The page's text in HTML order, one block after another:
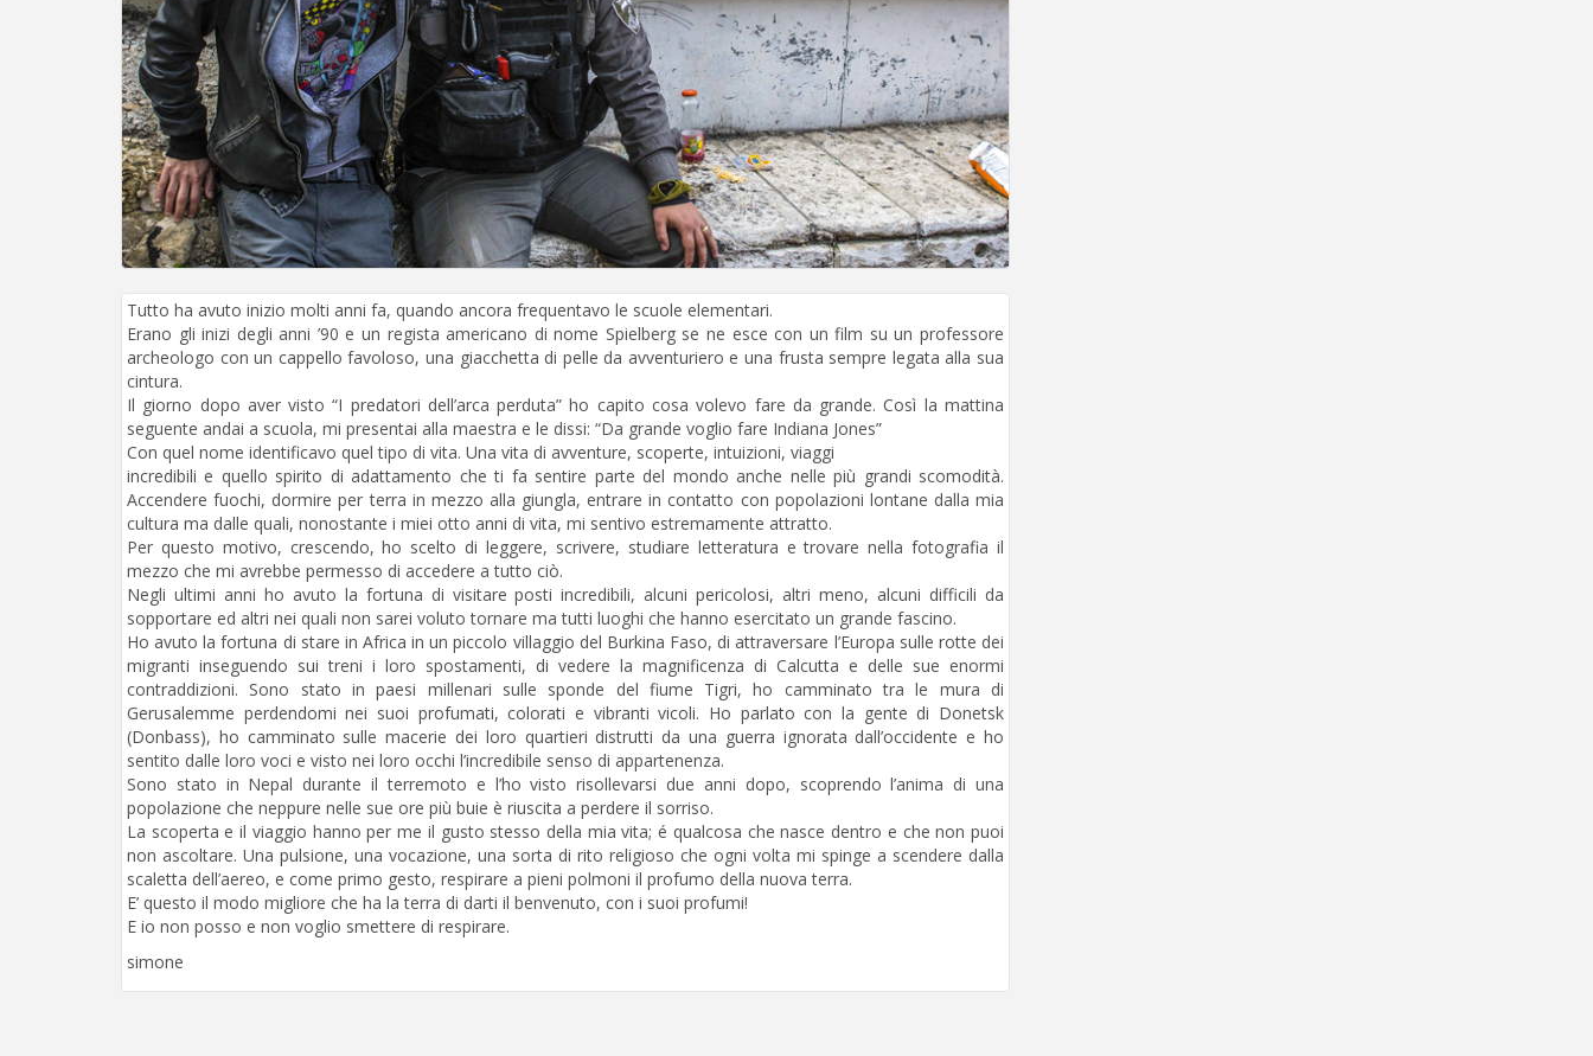
Tutto ha avuto inizio molti anni fa, quando ancora frequentavo le scuole elementari.
Erano gli inizi degli anni ’90 e un regista americano di nome Spielberg se ne esce con un film su un professore
archeologo con un cappello favoloso, una giacchetta di pelle da avventuriero e una frusta sempre legata alla sua
cintura.
Il giorno dopo aver visto “I predatori dell’arca perduta” ho capito cosa volevo fare da grande. Così la mattina
seguente andai a scuola, mi presentai alla maestra e le dissi: “Da grande voglio fare Indiana Jones”
Con quel nome identificavo quel tipo di vita. Una vita di avventure, scoperte, intuizioni, viaggi
incredibili e quello spirito di adattamento che ti fa sentire parte del mondo anche nelle più grandi scomodità.
Accendere fuochi, dormire per terra in mezzo alla giungla, entrare in contatto con popolazioni lontane dalla mia
cultura ma dalle quali, nonostante i miei otto anni di vita, mi sentivo estremamente attratto.
Per questo motivo, crescendo, ho scelto di leggere, scrivere, studiare letteratura e trovare nella fotografia il
mezzo che mi avrebbe permesso di accedere a tutto ciò.
Negli ultimi anni ho avuto la fortuna di visitare posti incredibili, alcuni pericolosi, altri meno, alcuni difficili da
sopportare ed altri nei quali non sarei voluto tornare ma tutti luoghi che hanno esercitato un grande fascino.
Ho avuto la fortuna di stare in Africa in un piccolo villaggio del Burkina Faso, di attraversare l’Europa sulle rotte dei
migranti inseguendo sui treni i loro spostamenti, di vedere la magnificenza di Calcutta e delle sue enormi
contraddizioni. Sono stato in paesi millenari sulle sponde del fiume Tigri, ho camminato tra le mura di
Gerusalemme perdendomi nei suoi profumati, colorati e vibranti vicoli. Ho parlato con la gente di Donetsk
(Donbass), ho camminato sulle macerie dei loro quartieri distrutti da una guerra ignorata dall’occidente e ho
sentito dalle loro voci e visto nei loro occhi l’incredibile senso di appartenenza.
Sono stato in Nepal durante il terremoto e l’ho visto risollevarsi due anni dopo, scoprendo l’anima di una
popolazione che neppure nelle sue ore più buie è riuscita a perdere il sorriso.
La scoperta e il viaggio hanno per me il gusto stesso della mia vita; é qualcosa che nasce dentro e che non puoi
non ascoltare. Una pulsione, una vocazione, una sorta di rito religioso che ogni volta mi spinge a scendere dalla
scaletta dell’aereo, e come primo gesto, respirare a pieni polmoni il profumo della nuova terra.
E’ questo il modo migliore che ha la terra di darti il benvenuto, con i suoi profumi!
E io non posso e non voglio smettere di respirare.
simone